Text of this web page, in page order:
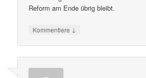
Reform am Ende übrig bleibt.
Kommentiere ↓